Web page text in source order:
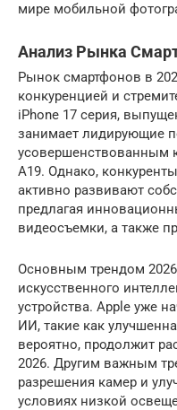
мире мобильной
Анализ Рынка
Рынок смартфонов в
конкуренцией и
iPhone 17 серия,
занимает лидирующие
усовершенствованным
A19. Однако,
активно развивают
предлагая
видеосъемки, а также
Основным трендом 2026
искусственного
устройства. Apple уже
ИИ, такие как
вероятно, продолжит
2026. Другим важным
разрешения камер и
условиях низкой